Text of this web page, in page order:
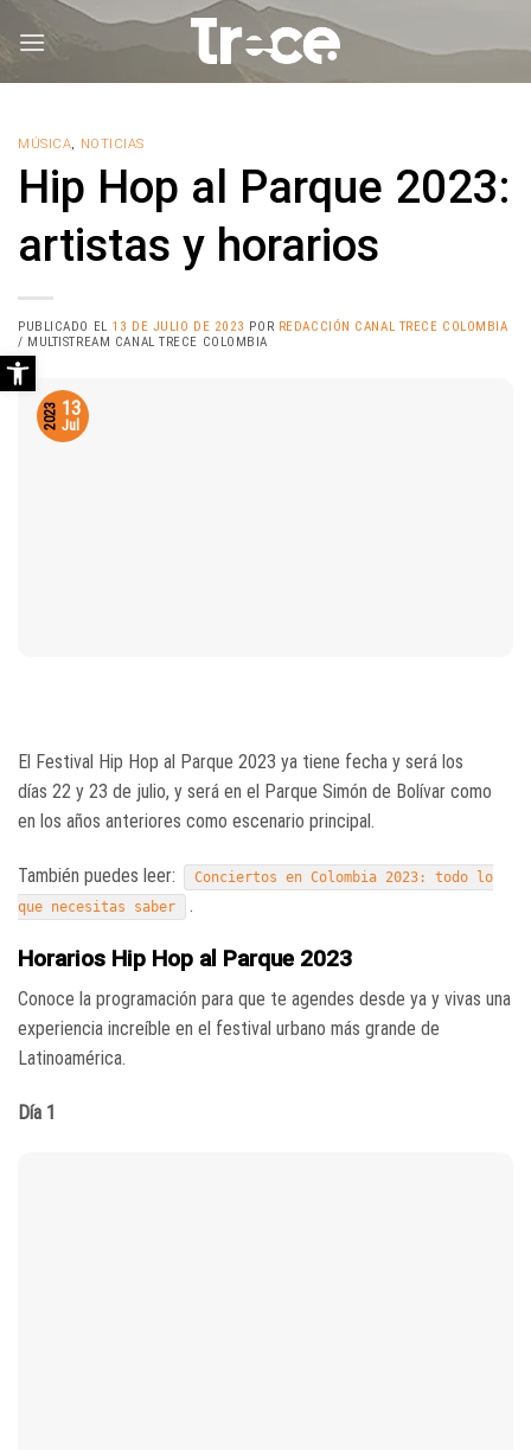
MÚSICA, NOTICIAS
Hip Hop al Parque 2023:
artistas y horarios
PUBLICADO EL 13 DE JULIO DE 2023 POR REDACCIÓN CANAL TRECE COLOMBIA
/ MULTISTREAM CANAL TRECE COLOMBIA
13
Jul
2023
El Festival Hip Hop al Parque 2023 ya tiene fecha y será los
días 22 y 23 de julio, y será en el Parque Simón de Bolívar como
en los años anteriores como escenario principal.
También puedes leer:
Conciertos en Colombia 2023: todo lo
que necesitas saber
.
Horarios Hip Hop al Parque 2023
Conoce la programación para que te agendes desde ya y vivas una
experiencia increíble en el festival urbano más grande de
Latinoamérica.
Día 1
Abrir barra de herramientas